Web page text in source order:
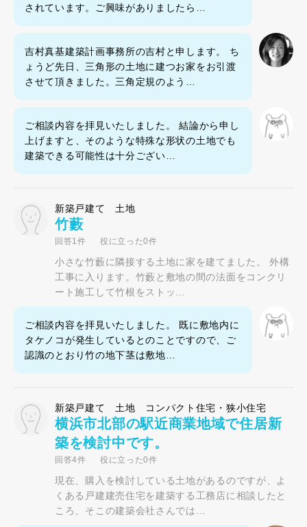
されています。ご興味がありましたら…
吉村真基建築計画事務所の吉村と申します。 ち
ょうど先日、三角形の土地に建つお家をお引渡
させて頂きました。三角定規のよう…
ご相談内容を拝見いたしました。 結論から申し
上げますと、そのような特殊な形状の土地でも
建築できる可能性は十分ござい…
新築戸建て 土地
竹藪
回答1件 役に立った0件
小さな竹藪に隣接する土地に家を建てました。 外構
工事に入ります。竹藪と敷地の間の法面をコンクリ
ート施工して竹根をストッ…
ご相談内容を拝見いたしました。 既に敷地内に
タケノコが発生しているとのことですので、ご
認識のとおり竹の地下茎は敷地…
新築戸建て 土地 コンパクト住宅・狭小住宅
横浜市北部の駅近商業地域で住居新
築を検討中です。
回答4件 役に立った0件
現在、購入を検討している土地があるのですが、よ
くある戸建建売住宅を建築する工務店に相談したと
ころ、そこの建築会社さんでは…